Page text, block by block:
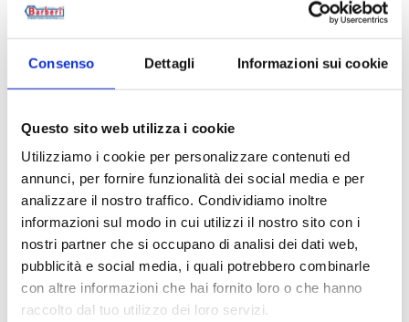
Consenso Dettagli Informazioni sui cookie
Questo sito web utilizza i cookie
Utilizziamo i cookie per personalizzare contenuti ed
annunci, per fornire funzionalità dei social media e per
analizzare il nostro traffico. Condividiamo inoltre
informazioni sul modo in cui utilizzi il nostro sito con i
nostri partner che si occupano di analisi dei dati web,
pubblicità e social media, i quali potrebbero combinarle
con altre informazioni che hai fornito loro o che hanno
raccolto dal tuo utilizzo dei loro servizi.
W1FK10N0P00 15
Description
Documentation
Produits alternatifs